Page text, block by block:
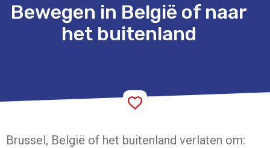
Bewegen in België of naar
het buitenland
Brussel, België of het buitenland verlaten om: